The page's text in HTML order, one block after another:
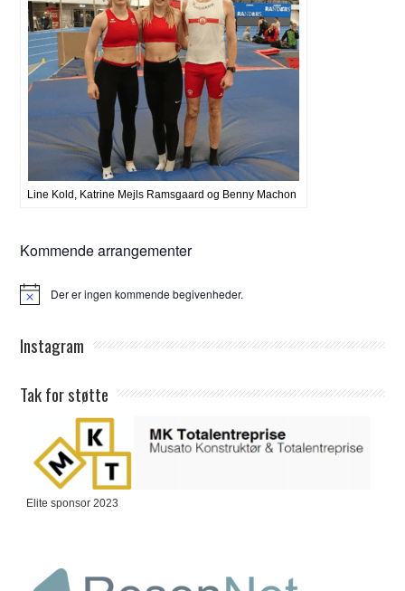
Line Kold, Katrine Mejls Ramsgaard og Benny Machon
Kommende arrangementer
Notice Der er ingen kommende begivenheder.
Instagram
Tak for støtte
Elite sponsor 2023